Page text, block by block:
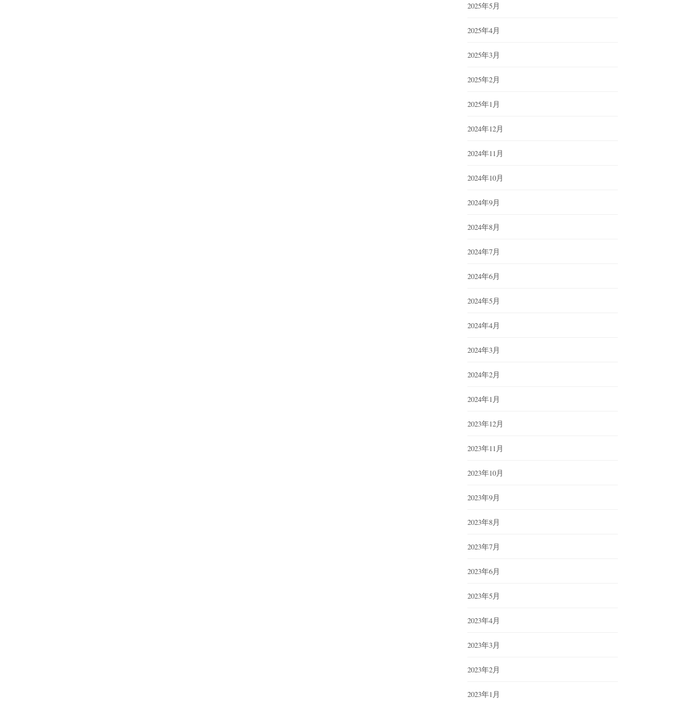
2025年5月
2025年4月
2025年3月
2025年2月
2025年1月
2024年12月
2024年11月
2024年10月
2024年9月
2024年8月
2024年7月
2024年6月
2024年5月
2024年4月
2024年3月
2024年2月
2024年1月
2023年12月
2023年11月
2023年10月
2023年9月
2023年8月
2023年7月
2023年6月
2023年5月
2023年4月
2023年3月
2023年2月
2023年1月